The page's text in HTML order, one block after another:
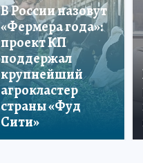
В России назовут
«Фермера года»:
проект КП
поддержал
крупнейший
агрокластер
страны «Фуд
Сити»